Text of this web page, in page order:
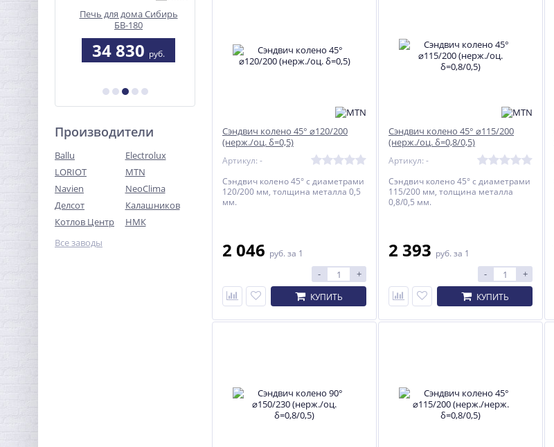
Печь для дома Сибирь
БВ-180
34 830 руб. 18 530руб. 56 077руб. 21 100
Производители
Ballu
Electrolux
LORIOT
MTN
Navien
NeoClima
Делсот
Калашников
Котлов Центр
НМК
Все заводы
Сэндвич колено 45° ⌀120/200
(нерж./оц. δ=0,5)
Артикул: -
Сэндвич колено 45° с диаметрами
120/200 мм, толщина металла 0,5
мм.
2 046 руб. за 1
- +
КУПИТЬ
Сэндвич колено 45° ⌀115/200
(нерж./оц. δ=0,8/0,5)
Артикул: -
Сэндвич колено 45° с диаметрами
115/200 мм, толщина металла
0,8/0,5 мм.
2 393 руб. за 1
- +
КУПИТЬ